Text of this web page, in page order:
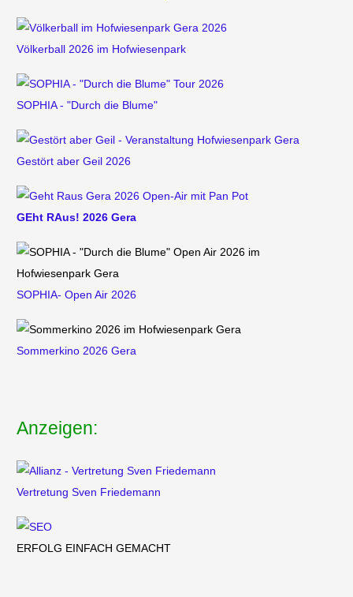
Völkerball 2026 im Hofwiesenpark
SOPHIA - "Durch die Blume"
Gestört aber Geil 2026
GEht RAus! 2026 Gera
SOPHIA- Open Air 2026
Sommerkino 2026 Gera
Anzeigen:
VertretungSven Friedemann
ERFOLG EINFACH GEMACHT